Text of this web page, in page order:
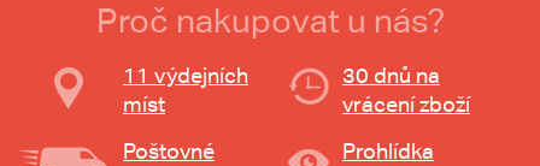
Proč nakupovat u nás?
11 výdejních
míst
30 dnů na
vrácení zboží
Poštovné
Prohlídka